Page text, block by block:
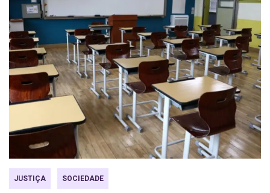
JUSTIÇA SOCIEDADE